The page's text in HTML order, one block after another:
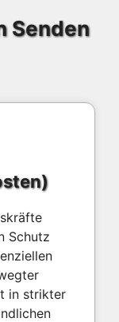
Senden
Schutz
in strikter